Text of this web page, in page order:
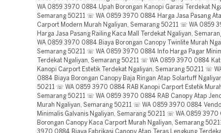
WA 0859 3970 0884 Upah Borongan Kanopi Garasi Terdekat
Semarang 50211 ☏ WA 0859 3970 0884 Harga Jasa Pasang
Carport Modern Murah Ngaliyan, Semarang 50211 ☏ WA 0859
Harga Jasa Pasang Railing Kaca Mall Terdekat Ngaliyan,
WA 0859 3970 0884 Biaya Borongan Canopy Twinlite Murah
Semarang 50211 ☏ WA 0859 3970 0884 Info Harga Pagar
Terdekat Ngaliyan, Semarang 50211 ☏ WA 0859 3970 0884
Kanopi Carport Estetik Terdekat Ngaliyan, Semarang 50211 ☏
0884 Biaya Borongan Canopy Baja Ringan Atap Solartuff
50211 ☏ WA 0859 3970 0884 RAB Kanopi Carport Estetik
Semarang 50211 ☏ WA 0859 3970 0884 RAB Canopy Atap
Murah Ngaliyan, Semarang 50211 ☏ WA 0859 3970 0884
Minimalis Galvanis Ngaliyan, Semarang 50211 ☏ WA 0859 3970
Borongan Canopy Kaca Carport Murah Ngaliyan, Semarang
3970 0884 Biaya Fabrikasi Canopy Atap Teras Lengkung